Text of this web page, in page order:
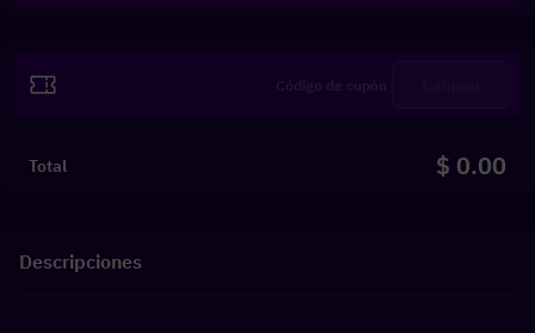
Total $ 0.00
Descripciones